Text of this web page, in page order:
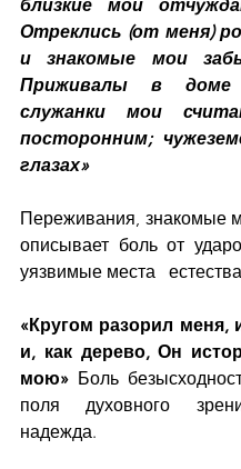
близкие мои
Отреклись (от меня)
и знакомые мои
Приживалы в
служанки мои
посторонним;
глазах»
Переживания, знакомые
описывает боль от
уязвимые места
«Кругом разорил меня,
и, как дерево, Он
мою» Боль
поля духовного
надежда.